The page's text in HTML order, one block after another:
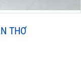
THƠ